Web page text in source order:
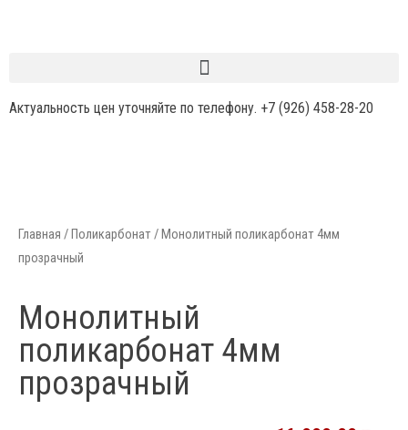
Актуальность цен уточняйте по телефону. +7 (926) 458-28-20
Главная /Поликарбонат/ Монолитный поликарбонат 4мм
прозрачный
Монолитный
поликарбонат 4мм
прозрачный